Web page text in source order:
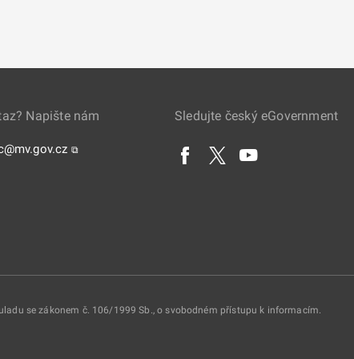
Napište nám
⧉
Sledujte český eGovernment
se zákonem č. 106/1999 Sb., o svobodném přístupu k informacím.